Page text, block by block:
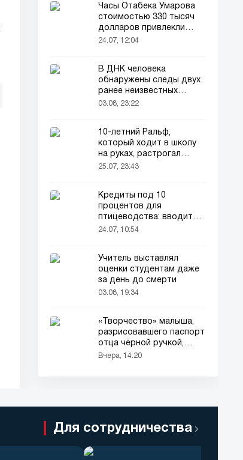
Часы Отабека Умарова
стоимостью 330 тысяч
долларов привлекли
всеобщее внимание в
24.07, 12:04
В ДНК человека
обнаружены следы двух
ранее неизвестных
предков
03.08, 23:22
10-летний Ральф,
который ходит в школу
на руках, растрогал
пользователей соцсетей
25.07, 23:43
Кредиты под 10
процентов для
птицеводства: вводится
новый порядок
24.07, 10:54
Учитель выставлял
оценки студентам даже
за день до смерти
03.08, 19:34
«Творчество» малыша,
разрисовавшего паспорт
отца чёрной ручкой,
привлекло всеобщее
Вчера, 14:20
Для сотрудничества